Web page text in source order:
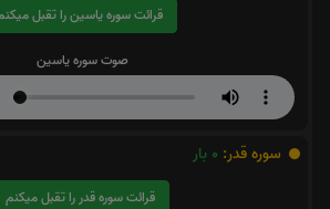
قرائت سوره یاسین را تقبل میکنم
صوت سوره یاسین
سوره قدر: 0 بار
قرائت سوره قدر را تقبل میکنم